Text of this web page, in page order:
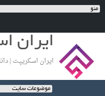
ایران
ایران اسکریپت |